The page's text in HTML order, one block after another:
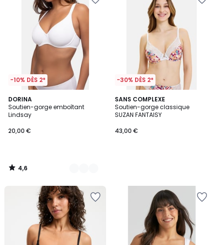
-10% DÈS 2*
DORINA
Soutien-gorge emboîtant
Lindsay
20,00 €
4,6
/ 5
3
Couleurs
4,6
/
-30% DÈS 2*
SANS COMPLEXE
Soutien-gorge classique
SUZAN FANTAISY
43,00 €